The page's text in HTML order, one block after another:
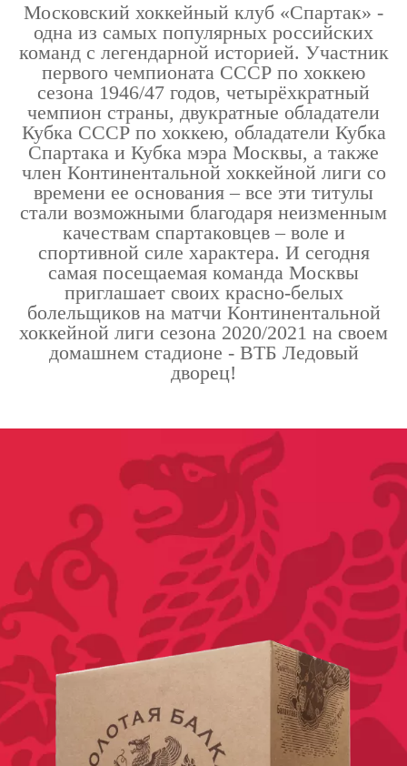
Московский хоккейный клуб «Спартак» -
одна из самых популярных российских
команд с легендарной историей. Участник
первого чемпионата СССР по хоккею
сезона 1946/47 годов, четырёхкратный
чемпион страны, двукратные обладатели
Кубка СССР по хоккею, обладатели Кубка
Спартака и Кубка мэра Москвы, а также
член Континентальной хоккейной лиги со
времени ее основания – все эти титулы
стали возможными благодаря неизменным
качествам спартаковцев – воле и
спортивной силе характера. И сегодня
самая посещаемая команда Москвы
приглашает своих красно-белых
болельщиков на матчи Континентальной
хоккейной лиги сезона 2020/2021 на своем
домашнем стадионе - ВТБ Ледовый
дворец!